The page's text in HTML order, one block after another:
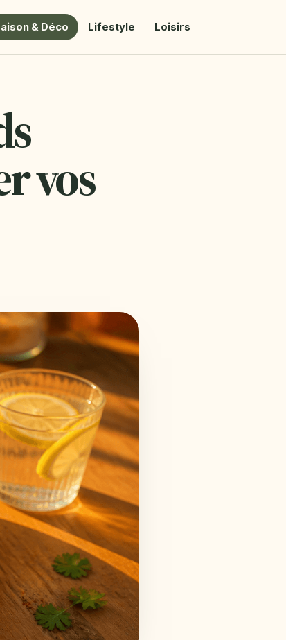
& Déco Lifestyle Loisirs
vos